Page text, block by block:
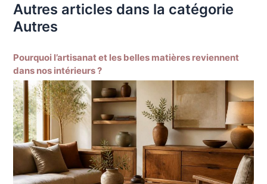
Autres articles dans la catégorie
Autres
Pourquoi l’artisanat et les belles matières reviennent
dans nos intérieurs ?